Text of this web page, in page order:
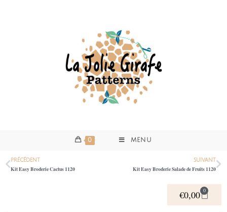
0 MENU
PRÉCÉDENT
Kit Easy Broderie Cactus 1120
SUIVANT
Kit Easy Broderie Salade de Fruits 1120
€0,00 0